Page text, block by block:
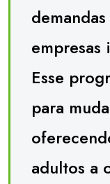
empresas
Esse
para
adultos a